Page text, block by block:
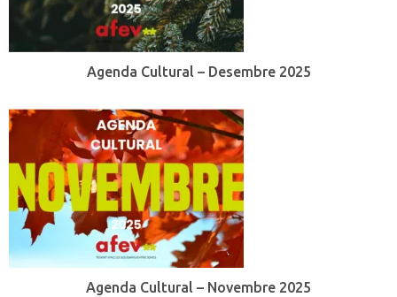
Agenda Cultural – Desembre 2025
Agenda Cultural – Novembre 2025